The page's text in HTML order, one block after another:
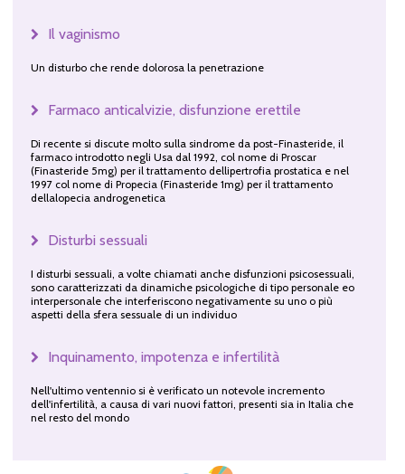
Il vaginismo
Un disturbo che rende dolorosa la penetrazione
Farmaco anticalvizie, disfunzione erettile
Di recente si discute molto sulla sindrome da post-Finasteride, il
farmaco introdotto negli Usa dal 1992, col nome di Proscar
(Finasteride 5mg) per il trattamento dellipertrofia prostatica e nel
1997 col nome di Propecia (Finasteride 1mg) per il trattamento
dellalopecia androgenetica
Disturbi sessuali
I disturbi sessuali, a volte chiamati anche disfunzioni psicosessuali,
sono caratterizzati da dinamiche psicologiche di tipo personale eo
interpersonale che interferiscono negativamente su uno o più
aspetti della sfera sessuale di un individuo
Inquinamento, impotenza e infertilità
Nell'ultimo ventennio si è verificato un notevole incremento
dell'infertilità, a causa di vari nuovi fattori, presenti sia in Italia che
nel resto del mondo